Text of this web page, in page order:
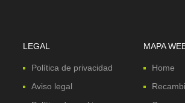
LEGAL
Política de privacidad
Aviso legal
MAPA
Home